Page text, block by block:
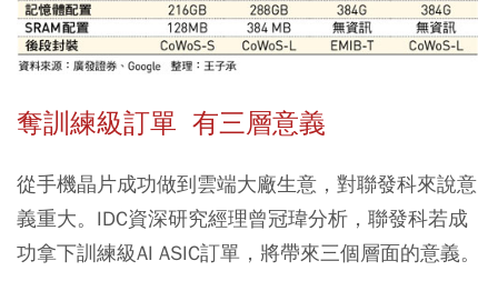
奪訓練級訂單 有三層意義
從手機晶片成功做到雲端大廠生意，對聯發科來說意
義重大。IDC資深研究經理曾冠瑋分析，聯發科若成
功拿下訓練級AI ASIC訂單，將帶來三個層面的意義。